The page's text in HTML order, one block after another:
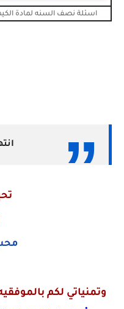
اسئلة نصف السنه لمادة الكيمياء لعام 2022
وتمنياتي لكم